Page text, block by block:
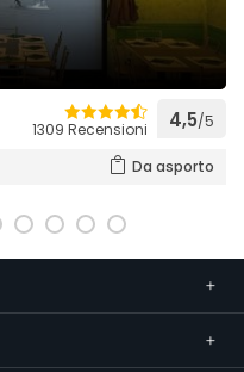
1309 Recensioni 4,5/5
Da asporto